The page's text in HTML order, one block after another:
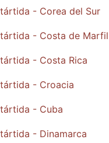
- Corea del Sur
- Costa de Marfil
- Costa Rica
- Croacia
- Cuba
- Dinamarca